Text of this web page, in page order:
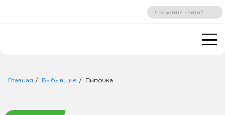
ВХОД РЕГИСТРАЦИЯ
Главная Выбывшие Пипочка